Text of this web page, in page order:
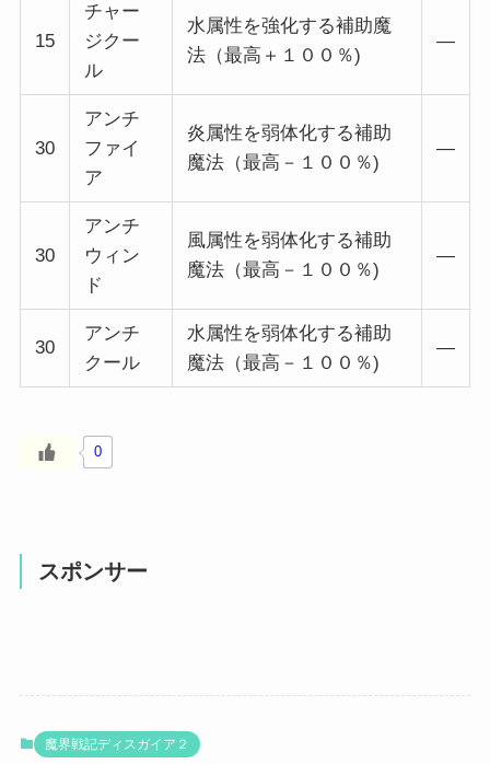
15
チャー
ジクー
ル
水属性を強化する補助魔
法（最高＋１００％)
―
30
アンチ
ファイ
ア
炎属性を弱体化する補助
魔法（最高－１００％)
―
30
アンチ
ウィン
ド
風属性を弱体化する補助
魔法（最高－１００％)
―
30
アンチ
クール
水属性を弱体化する補助
魔法（最高－１００％)
―
0
スポンサー
魔界戦記ディスガイア２